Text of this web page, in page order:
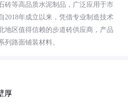
砖等高品质水泥制品，广泛应用于市
2018年成立以来，凭借专业制造技术
地区值得信赖的步道砖供应商，产品
列路面铺装材料。
厚